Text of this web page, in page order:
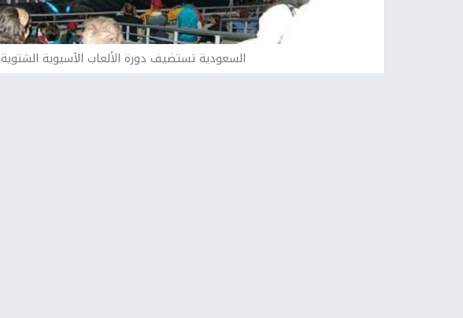
السعودية تستضيف دورة الألعاب الآسيوية الشتوية 2029 في نيوم